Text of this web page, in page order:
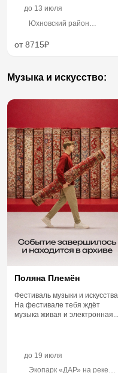
до 13 июля
Юхновский район
недалеко от деревни
Рыляки
от 8715₽
Музыка и искусство:
Поляна Племён
Фестиваль музыки и искусства.
На фестивале тебя ждёт
музыка живая и электронная...
до 19 июля
Экопарк «ДАР» на реке